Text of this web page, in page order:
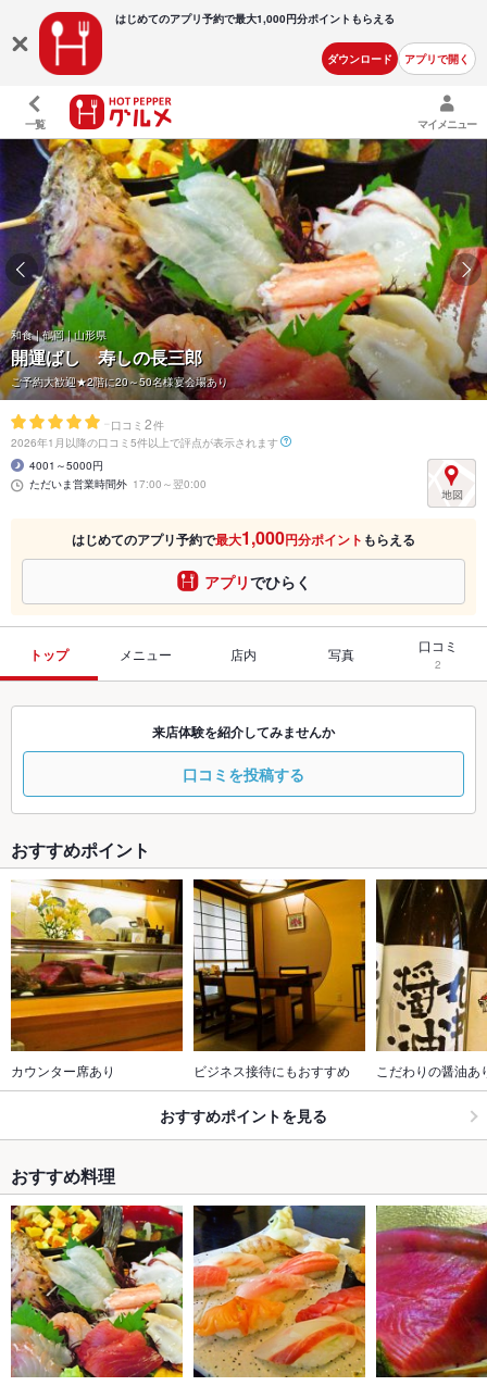
はじめてのアプリ予約で最大1,000円分ポイントもらえる
ダウンロード アプリで開く
一覧 マイメニュー
和食 | 鶴岡 | 山形県
開運ばし 寿しの長三郎
ご予約大歓迎★2階に20～50名様宴会場あり
- 口コミ 2件
2026年1月以降の口コミ5件以上で評点が表示されます
4001～5000円
ただいま営業時間外 17:00～翌0:00
はじめてのアプリ予約で最大1,000円分ポイント もらえる
アプリでひらく
トップ メニュー 店内 写真 口コミ
2
来店体験を紹介してみませんか
口コミを投稿する
おすすめポイント
カウンター席あり ビジネス接待にもおすすめ こだわりの醤油あ
おすすめポイントを見る
おすすめ料理